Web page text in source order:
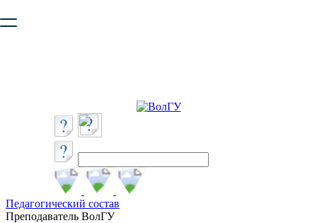
безопасную работу с сайтом. Пожалуйста
Педагогический состав
Преподаватель ВолГУ